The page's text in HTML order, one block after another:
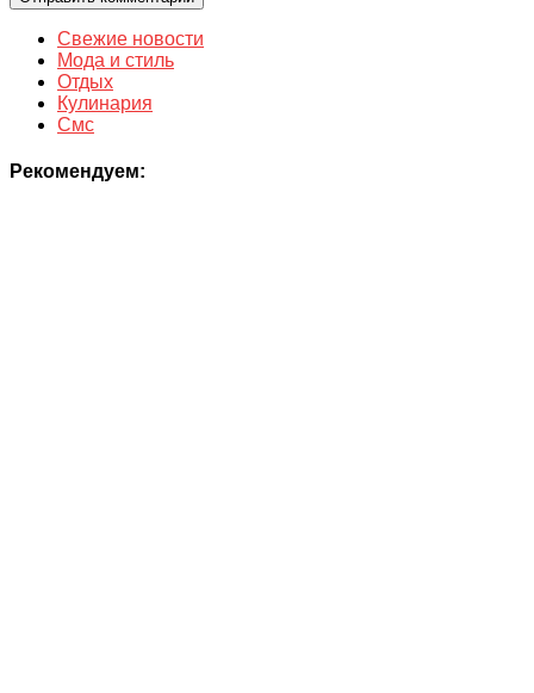
Свежие новости
Мода и стиль
Отдых
Кулинария
Смс
Рекомендуем: